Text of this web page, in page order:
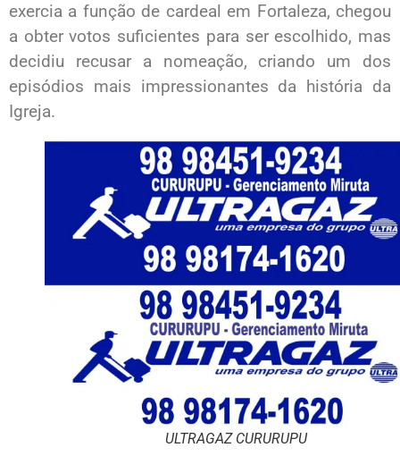
exercia a função de cardeal em Fortaleza, chegou
a obter votos suficientes para ser escolhido, mas
decidiu recusar a nomeação, criando um dos
episódios mais impressionantes da história da
Igreja.
ULTRAGAZ CURURUPU